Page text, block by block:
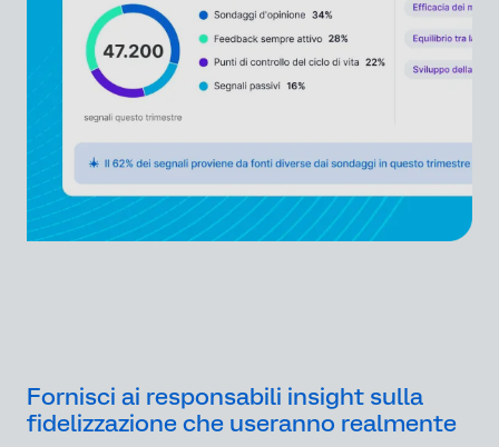
Fornisci ai responsabili insight sulla
fidelizzazione che useranno realmente